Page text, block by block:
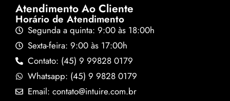
Atendimento Ao Cliente
Horário de Atendimento
Segunda a quinta: 9:00 às 18:00h
Sexta-feira: 9:00 às 17:00h
Contato: (45) 9 99828 0179
Whatsapp: (45) 9 9828 0179
Email: contato@intuire.com.br